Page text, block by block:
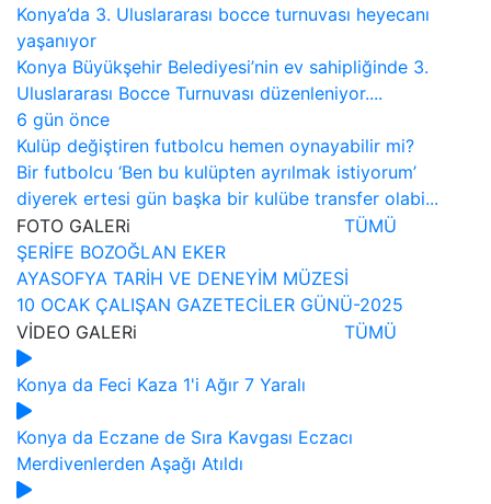
Konya’da 3. Uluslararası bocce turnuvası heyecanı
yaşanıyor
Konya Büyükşehir Belediyesi’nin ev sahipliğinde 3.
Uluslararası Bocce Turnuvası düzenleniyor....
6 gün önce
Kulüp değiştiren futbolcu hemen oynayabilir mi?
Bir futbolcu ‘Ben bu kulüpten ayrılmak istiyorum’
diyerek ertesi gün başka bir kulübe transfer olabi...
FOTO GALERi
TÜMÜ
ŞERİFE BOZOĞLAN EKER
AYASOFYA TARİH VE DENEYİM MÜZESİ
10 OCAK ÇALIŞAN GAZETECİLER GÜNÜ-2025
VİDEO GALERi TÜMÜ
Konya da Feci Kaza 1'i Ağır 7 Yaralı
Konya da Eczane de Sıra Kavgası Eczacı
Merdivenlerden Aşağı Atıldı